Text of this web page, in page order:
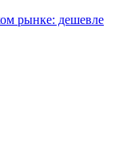
рынке: дешевле